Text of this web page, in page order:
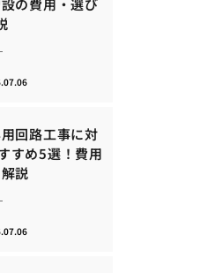
の費用・選び
回路工事に対
すめ5選！費用
説